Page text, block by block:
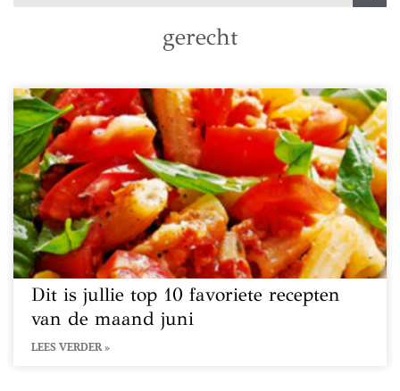
gerecht
Dit is jullie top 10 favoriete recepten
van de maand juni
LEES VERDER »